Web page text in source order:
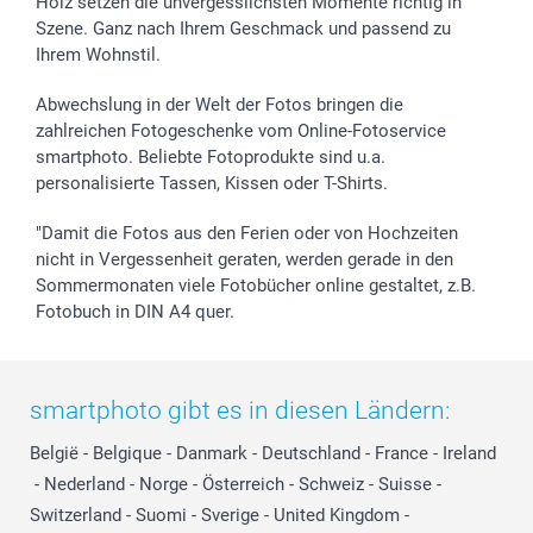
Geschenk-Gutscheine (PDF)
Partnerprogramme
Investor Relations
B2B smartbusiness
Widerrufsrecht
Hochzeit
Geburtstag
Geburt
Zu allen Anlässen
72h Lieferung
Zahlungsmöglichkeiten
Sitemap
Status der Bestellung
smartfriends
smartgarantie
smartbonus
Szene. Ganz nach Ihrem Geschmack und passend zu
Ihrem Wohnstil.
Abwechslung in der Welt der Fotos bringen die
zahlreichen Fotogeschenke vom Online-Fotoservice
smartphoto. Beliebte Fotoprodukte sind u.a.
personalisierte Tassen, Kissen oder T-Shirts.
"Damit die Fotos aus den Ferien oder von Hochzeiten
nicht in Vergessenheit geraten, werden gerade in den
Sommermonaten viele Fotobücher online gestaltet, z.B.
Fotobuch in DIN A4 quer.
smartphoto gibt es in diesen Ländern:
België - Belgique - Danmark - Deutschland - France - Ireland
- Nederland - Norge - Österreich - Schweiz - Suisse -
Switzerland - Suomi - Sverige - United Kingdom -